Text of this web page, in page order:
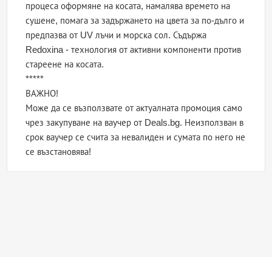
процеса оформяне на косата, намалява времето на
сушене, помага за задържането на цвета за по-дълго и
предпазва от UV лъчи и морска сол. Съдържа
Redoxina - технология от активни компоненти против
стареене на косата.
*****
ВАЖНО!
Може да се възползвате от актуалната промоция само
чрез закупуване на ваучер от Deals.bg. Неизползван в
срок ваучер се счита за невалиден и сумата по него не
се възстановява!